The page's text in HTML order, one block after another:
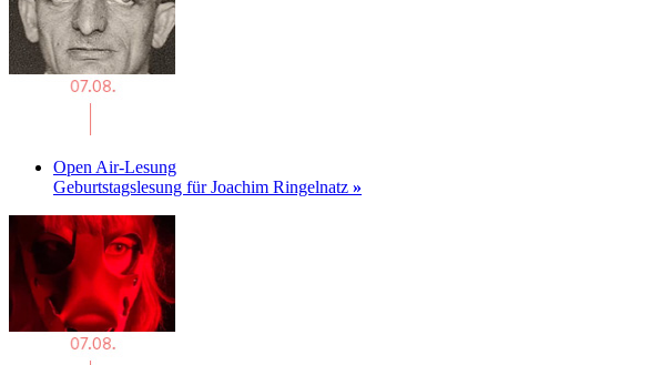
Open Air-Lesung
Geburtstagslesung für Joachim Ringelnatz »